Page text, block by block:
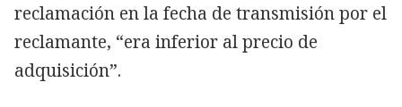
reclamación en la fecha de transmisión por el
reclamante, “era inferior al precio de
adquisición”.